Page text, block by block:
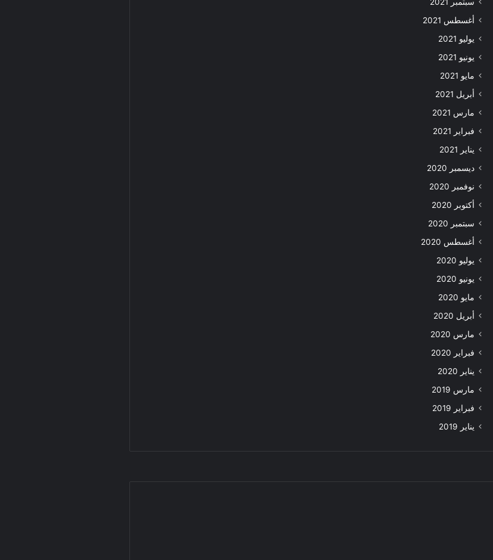
سبتمبر 2021
أغسطس 2021
يوليو 2021
يونيو 2021
مايو 2021
أبريل 2021
مارس 2021
فبراير 2021
يناير 2021
ديسمبر 2020
نوفمبر 2020
أكتوبر 2020
سبتمبر 2020
أغسطس 2020
يوليو 2020
يونيو 2020
مايو 2020
أبريل 2020
مارس 2020
فبراير 2020
يناير 2020
مارس 2019
فبراير 2019
يناير 2019